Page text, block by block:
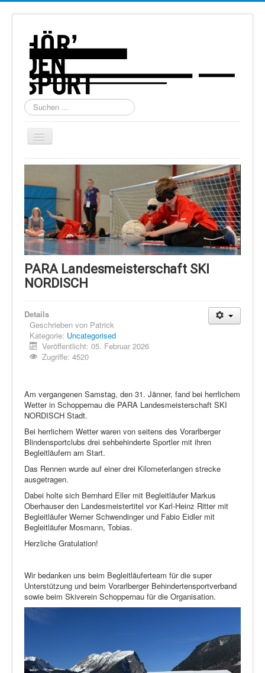
Suchen
...
Navigation
Home
Über uns
Torball
Schießen
Schi Alpin
Schi Nordisch
Laufen
Datenschutz
PARA Landesmeisterschaft SKI
NORDISCH
Details
Geschrieben von Patrick
Kategorie: Uncategorised
Veröffentlicht: 05. Februar 2026
Zugriffe: 4520
Am vergangenen Samstag, den 31. Jänner, fand bei herrlichem
Wetter in Schoppernau die PARA Landesmeisterschaft SKI
NORDISCH Stadt.
Bei herrlichem Wetter waren von seitens des Vorarlberger
Blindensportclubs drei sehbehinderte Sportler mit ihren
Begleitläufern am Start.
Das Rennen wurde auf einer drei Kilometerlangen strecke
ausgetragen.
Dabei holte sich Bernhard Eller mit Begleitläufer Markus
Oberhauser den Landesmeistertitel vor Karl-Heinz Ritter mit
Begleitläufer Werner Schwendinger und Fabio Eidler mit
Begleitläufer Mosmann, Tobias.
Herzliche Gratulation!
Wir bedanken uns beim Begleitläuferteam für die super
Unterstützung und beim Vorarlberger Behindertensportverband
sowie beim Skiverein Schoppernau für die Organisation.